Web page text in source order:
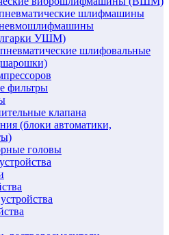
шлифмашины
УШМ)
шлифовальные
фильтры
клапана
(блоки автоматики,
головы